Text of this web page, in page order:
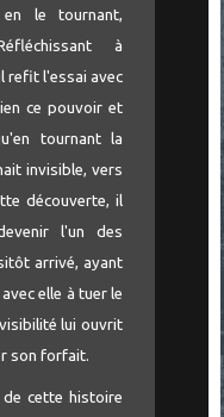
le tournant,
à
refit l'essai avec
ce pouvoir et
tournant la
invisible, vers
découverte, il
l'un des
arrivé, ayant
elle à tuer le
lui ouvrit
son forfait.
cette histoire